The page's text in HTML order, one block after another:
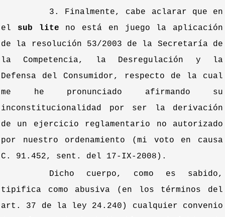
3. Finalmente, cabe aclarar que en
el sub lite no está en juego la aplicación
de la resolución 53/2003 de la Secretaría de
la Competencia, la Desregulación y la
Defensa del Consumidor, respecto de la cual
me he pronunciado afirmando su
inconstitucionalidad por ser la derivación
de un ejercicio reglamentario no autorizado
por nuestro ordenamiento (mi voto en causa
C. 91.452, sent. del 17-IX-2008).
Dicho cuerpo, como es sabido,
tipifica como abusiva (en los términos del
art. 37 de la ley 24.240) cualquier convenio